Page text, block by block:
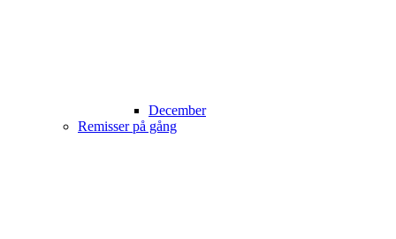
December
Remisser på gång